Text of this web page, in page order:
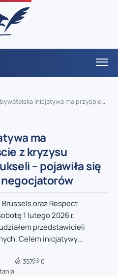
inicjatywa ma przyspieszyć wyjście z kryzysu politycznego w Brukseli – pojawiła się propozycja duetu negocjatorów
ma
z kryzysu
– pojawiła się
oraz Respect
1 lutego 2026 r.
przedstawicieli
Celem inicjatywy...
357 0